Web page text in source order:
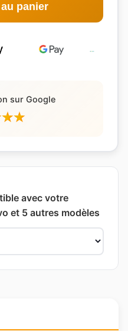
panier
sur Google
avec votre
et 5 autres modèles